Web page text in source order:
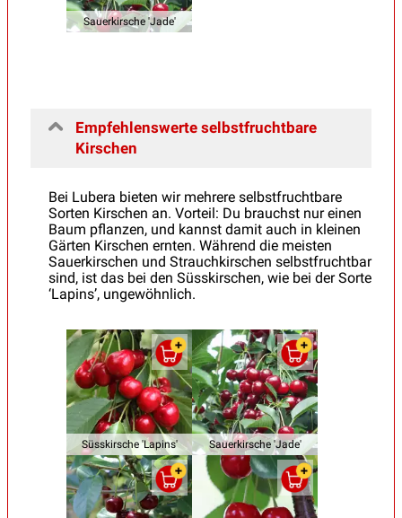
Sauerkirsche 'Jade'
Empfehlenswerte selbstfruchtbare
Kirschen
Bei Lubera bieten wir mehrere selbstfruchtbare
Sorten Kirschen an. Vorteil: Du brauchst nur einen
Baum pflanzen, und kannst damit auch in kleinen
Gärten Kirschen ernten. Während die meisten
Sauerkirschen und Strauchkirschen selbstfruchtbar
sind, ist das bei den Süsskirschen, wie bei der Sorte
‘Lapins’, ungewöhnlich.
Süsskirsche 'Lapins' Sauerkirsche 'Jade'